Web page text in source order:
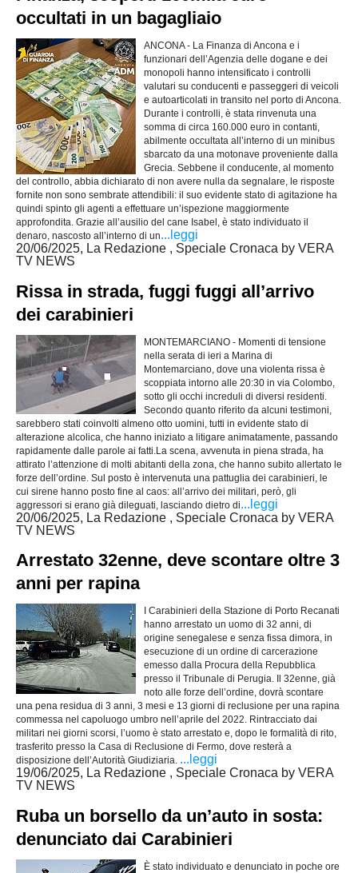
occultati in un bagagliaio
ANCONA - La Finanza di Ancona e i
funzionari dell’Agenzia delle dogane e dei
monopoli hanno intensificato i controlli
valutari su conducenti e passeggeri di veicoli
e autoarticolati in transito nel porto di Ancona.
Durante i controlli, è stata rinvenuta una
somma di circa 160.000 euro in contanti,
abilmente occultata all’interno di un minibus
sbarcato da una motonave proveniente dalla
Grecia. Sebbene il conducente, al momento
del controllo, abbia dichiarato di non avere nulla da segnalare, le risposte
fornite non sono sembrate attendibili: il suo evidente stato di agitazione ha
quindi spinto gli agenti a effettuare un’ispezione maggiormente
approfondita. Grazie all’ausilio del cane Isabel, è stato individuato il
denaro, nascosto all’interno di un...leggi
20/06/2025, La Redazione , Speciale Cronaca by VERA
TV NEWS
Rissa in strada, fuggi fuggi all’arrivo
dei carabinieri
MONTEMARCIANO - Momenti di tensione
nella serata di ieri a Marina di
Montemarciano, dove una violenta rissa è
scoppiata intorno alle 20:30 in via Colombo,
sotto gli occhi increduli di diversi residenti.
Secondo quanto riferito da alcuni testimoni,
sarebbero stati coinvolti almeno otto uomini, tutti in evidente stato di
alterazione alcolica, che hanno iniziato a litigare animatamente, passando
rapidamente dalle parole ai fatti.La scena, avvenuta in piena strada, ha
attirato l’attenzione di molti abitanti della zona, che hanno subito allertato le
forze dell’ordine. Sul posto è intervenuta una pattuglia dei carabinieri, le
cui sirene hanno posto fine al caos: all’arrivo dei militari, però, gli
aggressori si erano già dileguati, lasciando dietro di...leggi
20/06/2025, La Redazione , Speciale Cronaca by VERA
TV NEWS
Arrestato 32enne, deve scontare oltre 3
anni per rapina
I Carabinieri della Stazione di Porto Recanati
hanno arrestato un uomo di 32 anni, di
origine senegalese e senza fissa dimora, in
esecuzione di un ordine di carcerazione
emesso dalla Procura della Repubblica
presso il Tribunale di Perugia. Il 32enne, già
noto alle forze dell’ordine, dovrà scontare
una pena residua di 3 anni, 3 mesi e 13 giorni di reclusione per una rapina
commessa nel capoluogo umbro nell’aprile del 2022. Rintracciato dai
militari nei giorni scorsi, l’uomo è stato arrestato e, dopo le formalità di rito,
trasferito presso la Casa di Reclusione di Fermo, dove resterà a
disposizione dell’Autorità Giudiziaria. ...leggi
19/06/2025, La Redazione , Speciale Cronaca by VERA
TV NEWS
Ruba un borsello da un’auto in sosta:
denunciato dai Carabinieri
È stato individuato e denunciato in poche ore